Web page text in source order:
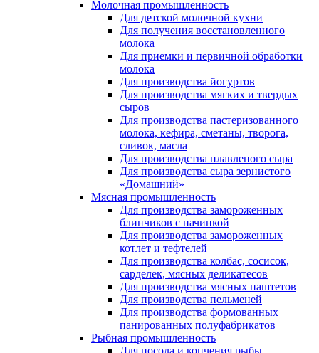
Молочная промышленность
Для детской молочной кухни
Для получения восстановленного
молока
Для приемки и первичной обработки
молока
Для производства йогуртов
Для производства мягких и твердых
сыров
Для производства пастеризованного
молока, кефира, сметаны, творога,
сливок, масла
Для производства плавленого сыра
Для производства сыра зернистого
«Домашний»
Мясная промышленность
Для производства замороженных
блинчиков с начинкой
Для производства замороженных
котлет и тефтелей
Для производства колбас, сосисок,
сарделек, мясных деликатесов
Для производства мясных паштетов
Для производства пельменей
Для производства формованных
панированных полуфабрикатов
Рыбная промышленность
Для посола и копчения рыбы